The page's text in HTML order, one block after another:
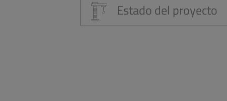
Estado del proyecto